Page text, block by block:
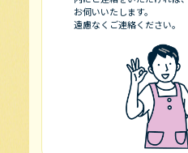
お伺いいたします。
遠慮なくご連絡ください。